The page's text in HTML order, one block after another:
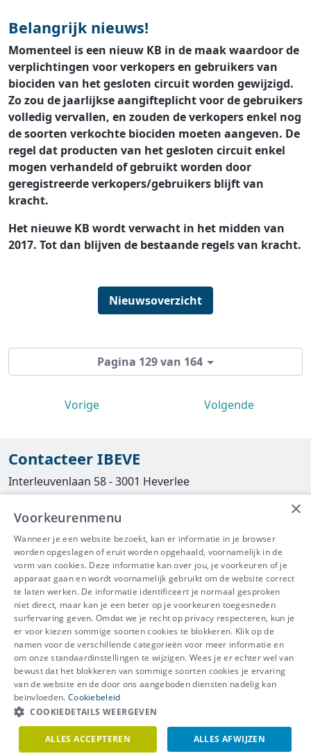
Belangrijk nieuws!
Momenteel is een nieuw KB in de maak waardoor de
verplichtingen voor verkopers en gebruikers van
biociden van het gesloten circuit worden gewijzigd.
Zo zou de jaarlijkse aangifteplicht voor de gebruikers
volledig vervallen, en zouden de verkopers enkel nog
de soorten verkochte biociden moeten aangeven. De
regel dat producten van het gesloten circuit enkel
mogen verhandeld of gebruikt worden door
geregistreerde verkopers/gebruikers blijft van
kracht.
Het nieuwe KB wordt verwacht in het midden van
2017. Tot dan blijven de bestaande regels van kracht.
Nieuwsoverzicht
Pagina 129 van 164
Vorige Volgende
Contacteer IBEVE
Interleuvenlaan 58 - 3001 Heverlee
016/390490
info@ibeve.be
asbest@ibeve.be
Ondernemingsnummer: 0436 612 044
IBEVE maakt deel uit van Groep
IDEWE
Disclaimer-Privacy-Cookiebeleid
Meer vragen? Neem
meteen contact op.
×
Voorkeurenmenu
Wanneer je een website bezoekt, kan er informatie in je browser
worden opgeslagen of eruit worden opgehaald, voornamelijk in de
vorm van cookies. Deze informatie kan over jou, je voorkeuren of je
apparaat gaan en wordt voornamelijk gebruikt om de website correct
te laten werken. De informatie identificeert je normaal gesproken
niet direct, maar kan je een beter op je voorkeuren toegesneden
surfervaring geven. Omdat we je recht op privacy respecteren, kun je
er voor kiezen sommige soorten cookies te blokkeren. Klik op de
namen voor de verschillende categorieën voor meer informatie en
om onze standaardinstellingen te wijzigen. Wees je er echter wel van
bewust dat het blokkeren van sommige soorten cookies je ervaring
van de website en de door ons aangeboden diensten nadelig kan
beïnvloeden. Cookiebeleid
COOKIEDETAILS WEERGEVEN
ALLES ACCEPTEREN ALLES AFWIJZEN